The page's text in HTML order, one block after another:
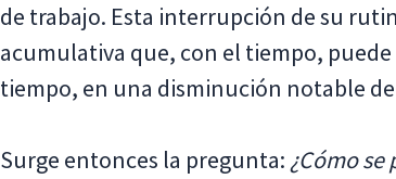
de trabajo. Esta interrupción de su
acumulativa que, con el tiempo,
tiempo, en una disminución notable
Surge entonces la pregunta: ¿Cómo